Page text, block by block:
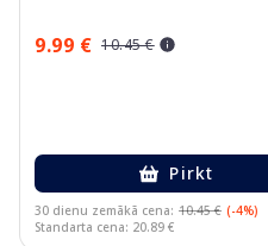
9.99 € 10.45 €
Pirkt
30 dienu zemākā cena: 10.45 € (-4%)
Standarta cena: 20.89 €